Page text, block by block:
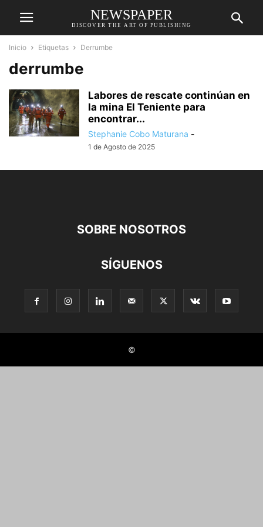
NEWSPAPER
DISCOVER THE ART OF PUBLISHING
Inicio Etiquetas Derrumbe
derrumbe
Labores de rescate continúan en
la mina El Teniente para
encontrar...
Stephanie Cobo Maturana -
1 de Agosto de 2025
SOBRE NOSOTROS
SÍGUENOS
©